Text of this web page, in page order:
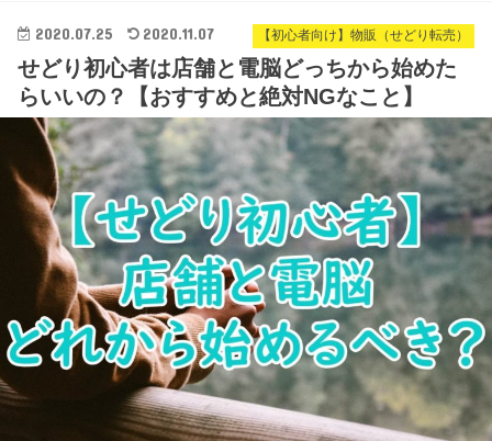
【初心者向け】物販（せどり転売）
2020.07.25 2020.11.07
せどり初心者は店舗と電脳どっちから始めた
らいいの？【おすすめと絶対NGなこと】